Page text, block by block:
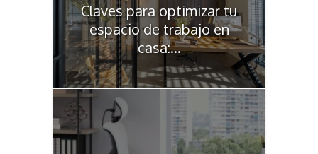
Claves para optimizar tu
espacio de trabajo en
casa:...